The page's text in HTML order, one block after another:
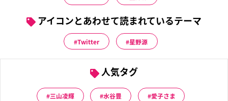
アイコンとあわせて読まれているテーマ
Twitter 星野源
人気タグ
三山凌輝 水谷豊 愛子さま